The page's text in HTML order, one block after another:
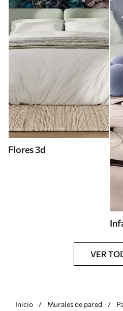
Flores 3d
VER
Inicio Murales de pared